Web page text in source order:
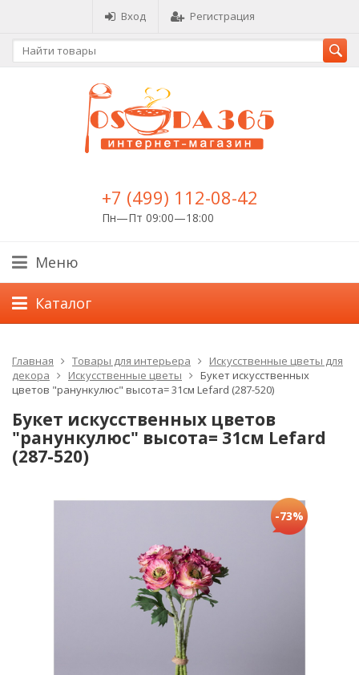
Вход Регистрация
+7 (499) 112-08-42
Пн—Пт 09:00—18:00
Меню
Каталог
Главная Товары для интерьера
Искусственные цветы для
декора
Искусственные цветы
Букет искусственных
цветов "ранункулюс" высота= 31см Lefard (287-520)
Букет искусственных цветов
"ранункулюс" высота= 31см Lefard
(287-520)
-73%